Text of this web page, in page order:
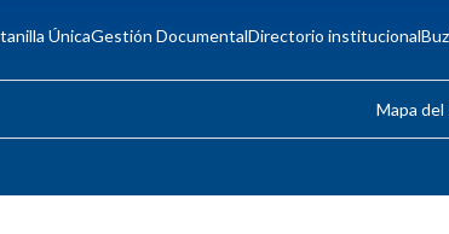
ÚnicaGestión DocumentalDirectorio institucional
Mapa del